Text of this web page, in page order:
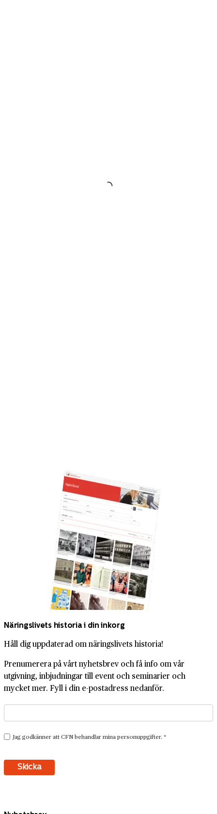
Näringslivets historia i din inkorg
Håll dig uppdaterad om näringslivets historia!
Prenumerera på vårt nyhetsbrev och få info om vår
utgivning, inbjudningar till event och seminarier och
mycket mer. Fyll i din e-postadress nedanför.